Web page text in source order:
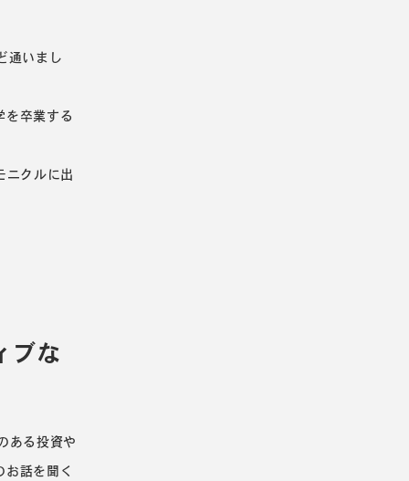
通いまし
を卒業する
ニクルに出
ブな
ある投資や
話を聞く